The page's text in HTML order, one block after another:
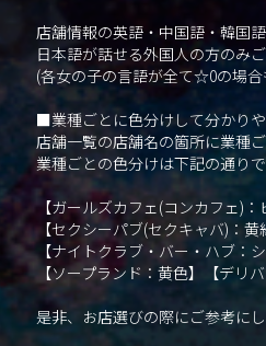
店舗情報の英語・中国語・韓国
日本語が話せる外国人の方のみ
(各女の子の言語が全て☆0の場
■業種ごとに色分けして分かりや
店舗一覧の店舗名の箇所に業種
業種ごとの色分けは下記の通りで
【ガールズカフェ(コンカフェ)
【セクシーパブ(セクキャバ)：黄
【ナイトクラブ・バー・ハブ：
【ソープランド：黄色】【デリ
是非、お店選びの際にご参考にし